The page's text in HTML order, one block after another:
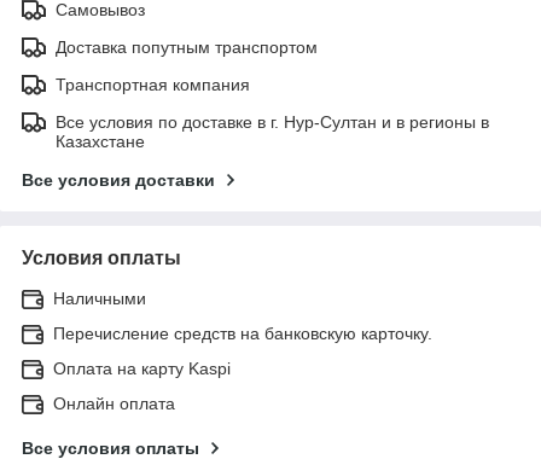
Самовывоз
Доставка попутным транспортом
Транспортная компания
Все условия по доставке в г. Нур-Султан и в регионы в
Казахстане
Все условия доставки
Условия оплаты
Наличными
Перечисление средств на банковскую карточку.
Оплата на карту Kaspi
Онлайн оплата
Все условия оплаты